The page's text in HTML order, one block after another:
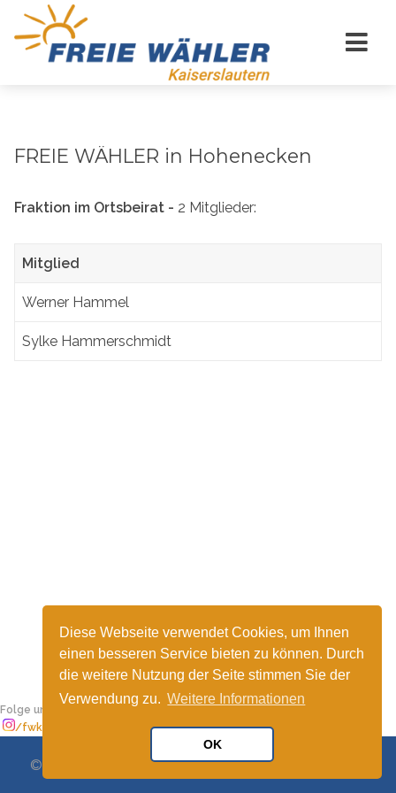
Diese Webseite verwendet Cookies, um Ihnen
einen besseren Service bieten zu können. Durch
die weitere Nutzung der Seite stimmen Sie der
Verwendung zu. Weitere Informationen
OK
FREIE WÄHLER in Hohenecken
Fraktion im Ortsbeirat - 2 Mitglieder:
Mitglied
Werner Hammel
Sylke Hammerschmidt
Folge uns...
/fwkaiserslautern
/fwkaiserslautern
© 2026 FREIE WÄHLER Kaiserslautern |